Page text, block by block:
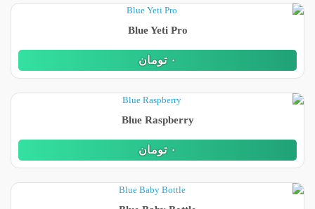
Blue Yeti Pro
٠ تومان
Blue Raspberry
٠ تومان